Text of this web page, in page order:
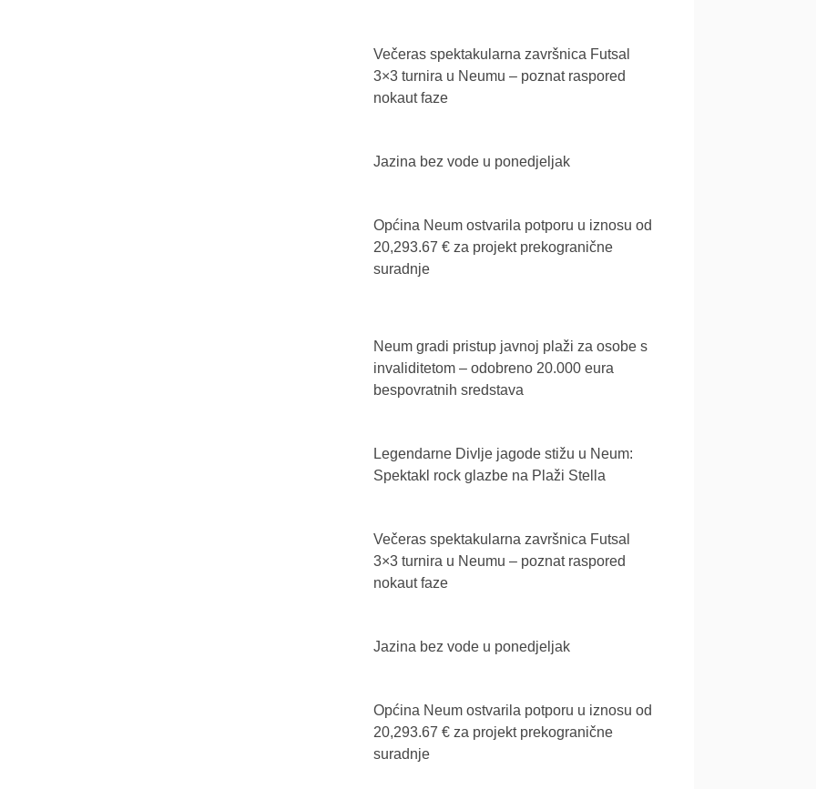
Večeras spektakularna završnica Futsal
3×3 turnira u Neumu – poznat raspored
nokaut faze
Jazina bez vode u ponedjeljak
Općina Neum ostvarila potporu u iznosu od
20,293.67 € za projekt prekogranične
suradnje
Neum gradi pristup javnoj plaži za osobe s
invaliditetom – odobreno 20.000 eura
bespovratnih sredstava
Legendarne Divlje jagode stižu u Neum:
Spektakl rock glazbe na Plaži Stella
Večeras spektakularna završnica Futsal
3×3 turnira u Neumu – poznat raspored
nokaut faze
Jazina bez vode u ponedjeljak
Općina Neum ostvarila potporu u iznosu od
20,293.67 € za projekt prekogranične
suradnje